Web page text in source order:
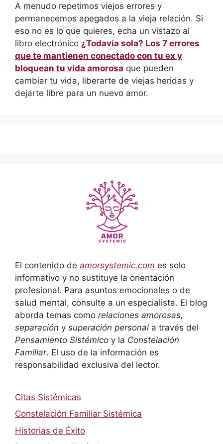
A menudo repetimos viejos errores y
permanecemos apegados a la vieja relación. Si
eso no es lo que quieres, echa un vistazo al
libro electrónico ¿Todavía sola? Los 7 errores
que te mantienen conectado con tu ex y
bloquean tu vida amorosa que pueden
cambiar tu vida, liberarte de viejas heridas y
dejarte libre para un nuevo amor.
El contenido de amorsystemic.com es solo
informativo y no sustituye la orientación
profesional. Para asuntos emocionales o de
salud mental, consulte a un especialista. El blog
aborda temas como relaciones amorosas,
separación y superación personal a través del
Pensamiento Sistémico y la Constelación
Familiar. El uso de la información es
responsabilidad exclusiva del lector.
Citas Sistémicas
Constelación Familiar Sistémica
Historias de Éxito